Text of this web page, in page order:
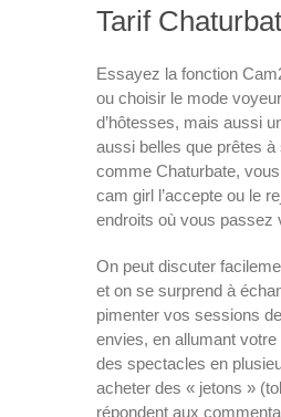
Tarif
Essayez la fonction
ou choisir le mode
d’hôtesses, mais aussi
aussi belles que prêtes
comme Chaturbate,
cam girl l’accepte ou le
endroits où vous passez
On peut discuter
et on se surprend à
pimenter vos sessions
envies, en allumant
des spectacles en
acheter des « jetons »
répondent aux